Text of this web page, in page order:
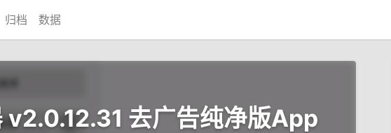
归档 数据
v2.0.12.31 去广告纯净版App